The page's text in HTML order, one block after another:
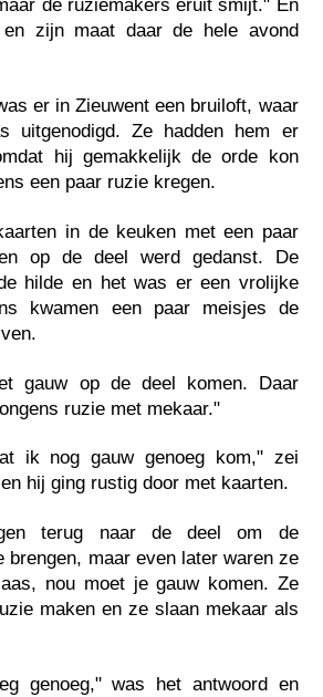
de ruziemakers eruit smijt." En
zijn maat daar de hele avond
er in Zieuwent een bruiloft, waar
uitgenodigd. Ze hadden hem er
hij gemakkelijk de orde kon
een paar ruzie kregen.
in de keuken met een paar
op de deel werd gedanst. De
hilde en het was er een vrolijke
kwamen een paar meisjes de
gauw op de deel komen. Daar
ruzie met mekaar."
ik nog gauw genoeg kom," zei
hij ging rustig door met kaarten.
terug naar de deel om de
brengen, maar even later waren ze
nou moet je gauw komen. Ze
maken en ze slaan mekaar als
genoeg," was het antwoord en